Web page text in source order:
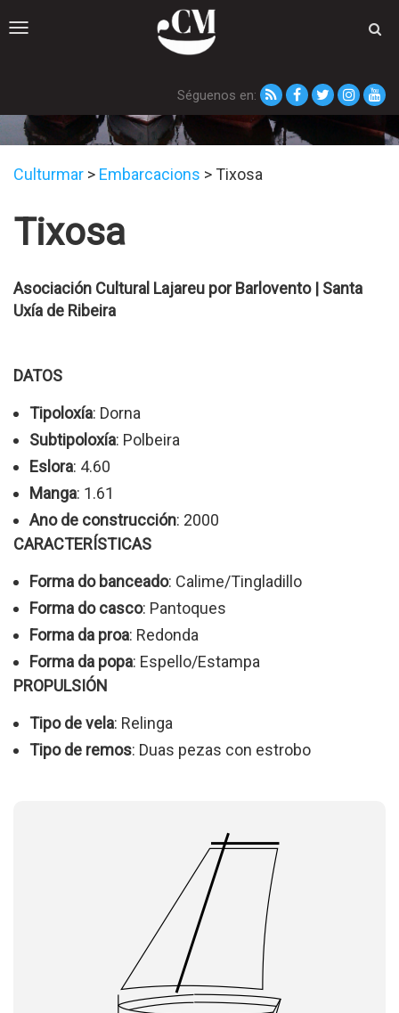
Toggle
Séguenos en:
Embarcacións
Culturmar > Embarcacions > Tixosa
Tixosa
Asociación Cultural Lajareu por Barlovento | Santa
Uxí­a de Ribeira
DATOS
Tipoloxía: Dorna
Subtipoloxía: Polbeira
Eslora: 4.60
Manga: 1.61
Ano de construcción: 2000
CARACTERÍSTICAS
Forma do banceado: Calime/Tingladillo
Forma do casco: Pantoques
Forma da proa: Redonda
Forma da popa: Espello/Estampa
PROPULSIÓN
Tipo de vela: Relinga
Tipo de remos: Duas pezas con estrobo